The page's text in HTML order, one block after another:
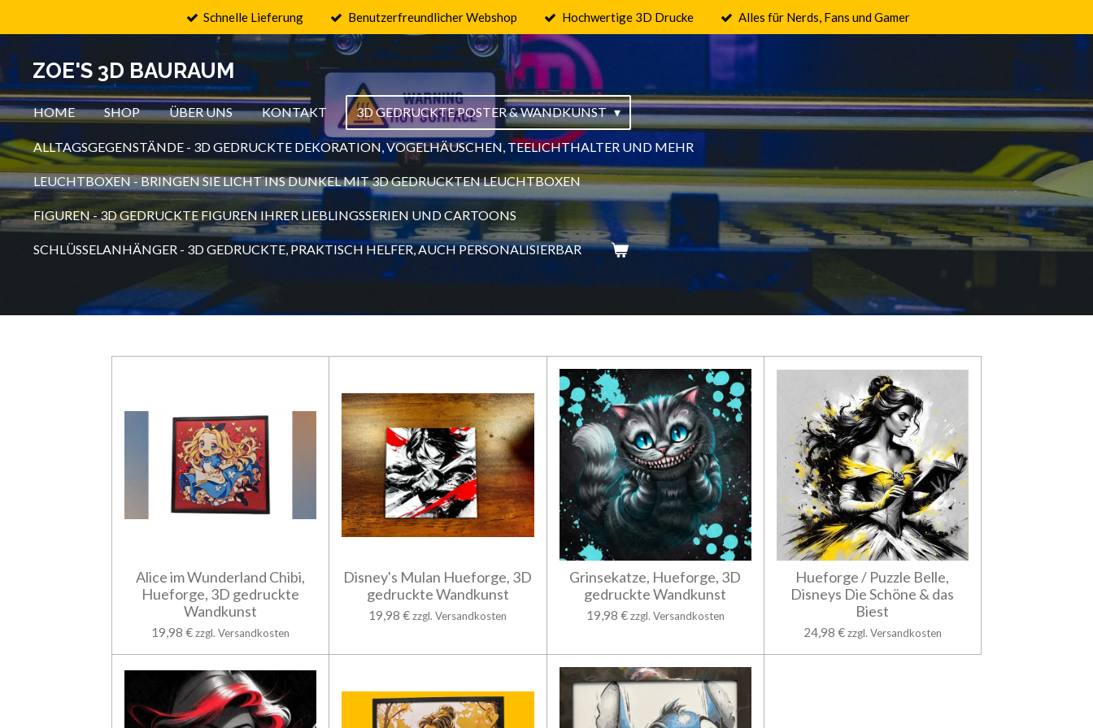
Hauptinhalt
springen
Schnelle Lieferung Benutzerfreundlicher Webshop Hochwertige 3D Drucke Alles für Nerds, Fans und Gamer
ZOE'S 3D BAURAUM
HOME SHOP ÜBER UNS KONTAKT 3D GEDRUCKTE POSTER & WANDKUNST
ALLTAGSGEGENSTÄNDE - 3D GEDRUCKTE DEKORATION, VOGELHÄUSCHEN, TEELICHTHALTER UND MEHR
LEUCHTBOXEN - BRINGEN SIE LICHT INS DUNKEL MIT 3D GEDRUCKTEN LEUCHTBOXEN
FIGUREN - 3D GEDRUCKTE FIGUREN IHRER LIEBLINGSSERIEN UND CARTOONS
SCHLÜSSELANHÄNGER - 3D GEDRUCKTE, PRAKTISCH HELFER, AUCH PERSONALISIERBAR
Alice im Wunderland Chibi,
Hueforge, 3D gedruckte
Wandkunst
19,98 €zzgl. Versandkosten
Disney's Mulan Hueforge, 3D
gedruckte Wandkunst
19,98 € zzgl. Versandkosten
Grinsekatze, Hueforge, 3D
gedruckte Wandkunst
19,98 € zzgl. Versandkosten
Hueforge / Puzzle Belle,
Disneys Die Schöne & das
Biest
24,98 €zzgl. Versandkosten